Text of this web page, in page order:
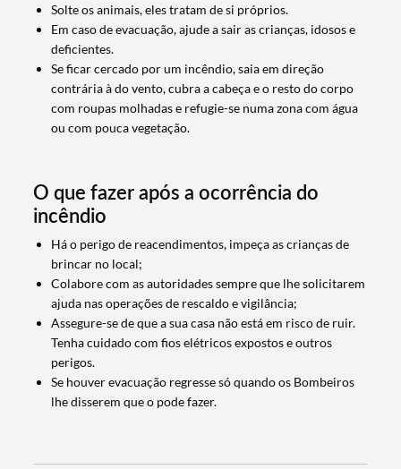
Categorias gerais
Solte os animais, eles tratam de si próprios.
Em caso de evacuação, ajude a sair as crianças, idosos e
deficientes.
Se ficar cercado por um incêndio, saia em direção
contrária à do vento, cubra a cabeça e o resto do corpo
com roupas molhadas e refugie-se numa zona com água
ou com pouca vegetação.
O que fazer após a ocorrência do
incêndio
Há o perigo de reacendimentos, impeça as crianças de
brincar no local;
Colabore com as autoridades sempre que lhe solicitarem
ajuda nas operações de rescaldo e vigilância;
Assegure-se de que a sua casa não está em risco de ruir.
Tenha cuidado com fios elétricos expostos e outros
perigos.
Se houver evacuação regresse só quando os Bombeiros
lhe disserem que o pode fazer.